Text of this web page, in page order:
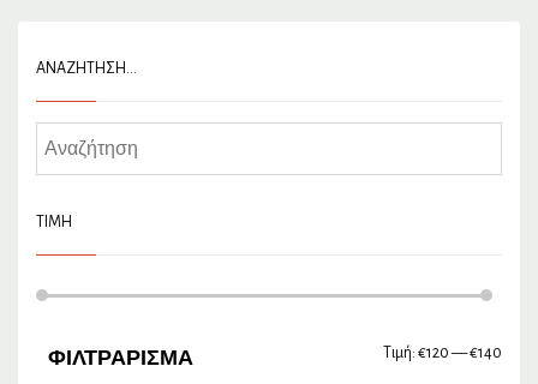
ΑΝΑΖΉΤΗΣΗ…
ΤΙΜΉ
ΦΙΛΤΡΆΡΙΣΜΑ Τιμή: €120—€140